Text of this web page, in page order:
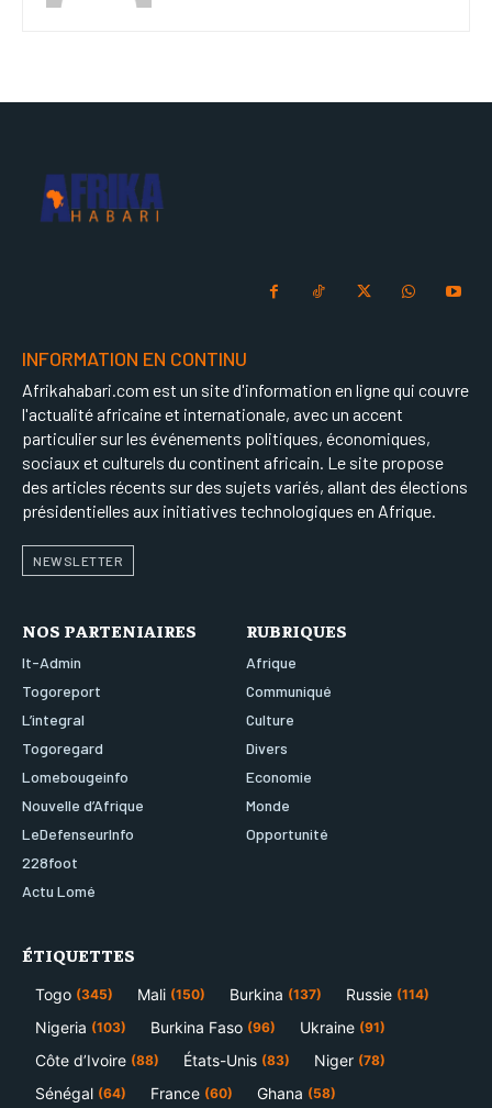
INFORMATION EN CONTINU
Afrikahabari.com est un site d'information en ligne qui couvre
l'actualité africaine et internationale, avec un accent
particulier sur les événements politiques, économiques,
sociaux et culturels du continent africain. Le site propose
des articles récents sur des sujets variés, allant des élections
présidentielles aux initiatives technologiques en Afrique.
NEWSLETTER
NOS PARTENIAIRES
It-Admin
Togoreport
L’integral
Togoregard
Lomebougeinfo
Nouvelle d’Afrique
LeDefenseurInfo
228foot
Actu Lomé
RUBRIQUES
Afrique
Communiqué
Culture
Divers
Economie
Monde
Opportunité
ÉTIQUETTES
Togo (345) Mali (150) Burkina (137) Russie (114)
Nigeria (103) Burkina Faso (96) Ukraine (91)
Côte d’Ivoire (88) États-Unis (83) Niger (78)
Sénégal (64) France (60) Ghana (58)